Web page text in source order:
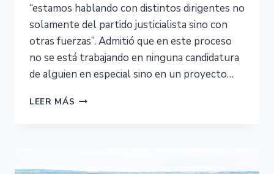
“estamos hablando con distintos dirigentes no
solamente del partido justicialista sino con
otras fuerzas”. Admitió que en este proceso
no se está trabajando en ninguna candidatura
de alguien en especial sino en un proyecto…
LEER MÁS